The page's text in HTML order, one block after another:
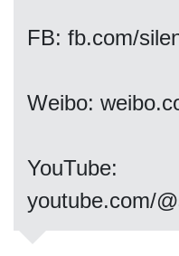
FB: fb.com/
Weibo:
​​​​​​​YouTube:
youtube.com/